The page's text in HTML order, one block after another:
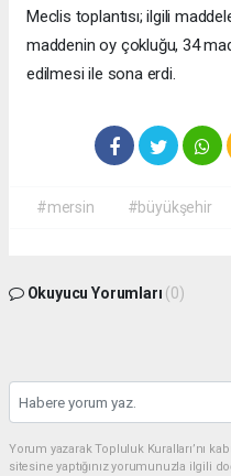
Meclis toplantısı; ilgili
maddenin oy çokluğu, 34
edilmesi ile sona erdi.
#mersin #büyükşehir
Okuyucu Yorumları (0)
Yorum yazarak Topluluk Kuralları’nı
sitesine yaptığınız yorumunuzla ilgili